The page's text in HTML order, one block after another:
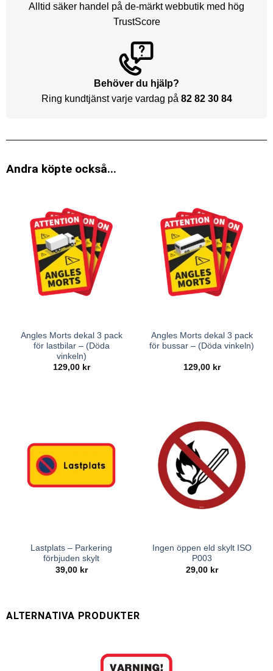
Alltid säker handel på de-märkt webbutik med hög
TrustScore
Behöver du hjälp?
Ring kundtjänst varje vardag på 82 82 30 84
Andra köpte också...
Angles Morts dekal 3 pack
för lastbilar – (Döda
vinkeln)
129,00 kr
Angles Morts dekal 3 pack
för bussar – (Döda vinkeln)
129,00 kr
Lastplats – Parkering
förbjuden skylt
39,00 kr
Ingen öppen eld skylt ISO
P003
29,00 kr